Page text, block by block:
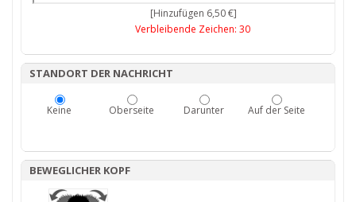
[Hinzufügen 6,50 €]
Verbleibende Zeichen: 30
STANDORT DER NACHRICHT
Keine Oberseite Darunter Auf der Seite
BEWEGLICHER KOPF